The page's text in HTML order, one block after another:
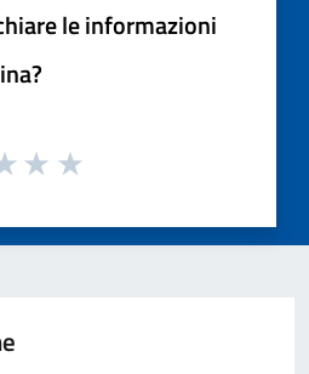
le informazioni